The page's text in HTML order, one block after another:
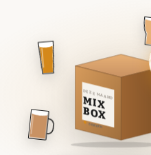
DEZE MAAND
MIX
BOX
8 BIEREN